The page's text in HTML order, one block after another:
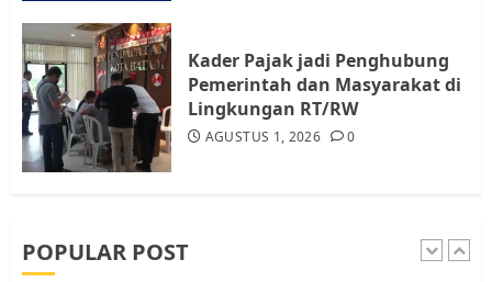
Kader Pajak jadi Penghubung
Pemerintah dan Masyarakat di
Lingkungan RT/RW
AGUSTUS 1, 2026 0
POPULAR POST
5
JULI 15, 2026 0
1